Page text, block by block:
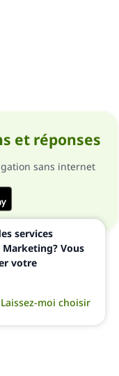
et réponses
sans internet
services
Vous
votre
Laissez-moi choisir